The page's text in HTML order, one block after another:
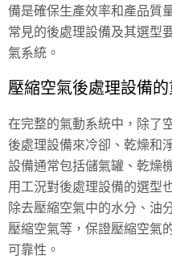
備是確保生產效率和產品質
常見的後處理設備及其選型
氣系統。
壓縮空氣後處理設備
在完整的氣動系統中，除了
後處理設備來冷卻、乾燥和
設備通常包括儲氣罐、乾燥
用工況對後處理設備的選型
除去壓縮空氣中的水分、油
壓縮空氣等，保證壓縮空氣
可靠性。